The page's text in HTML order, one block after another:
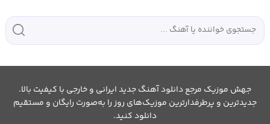
جهش موزیک مرجع دانلود آهنگ جدید ایرانی و خارجی با کیفیت بالا.
جدیدترین و پرطرفدارترین موزیک‌های روز را به‌صورت رایگان و مستقیم
دانلود کنید.